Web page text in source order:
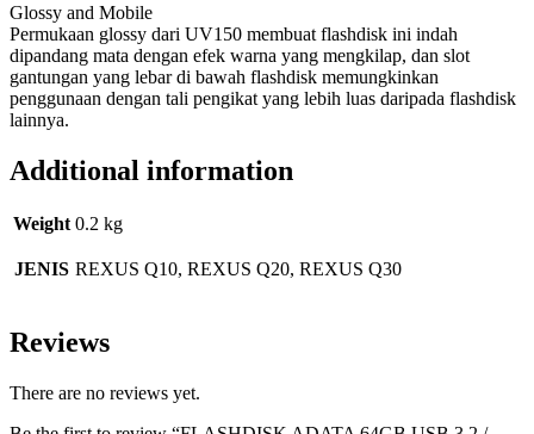
Glossy and Mobile
Permukaan glossy dari UV150 membuat flashdisk ini indah
dipandang mata dengan efek warna yang mengkilap, dan slot
gantungan yang lebar di bawah flashdisk memungkinkan
penggunaan dengan tali pengikat yang lebih luas daripada flashdisk
lainnya.
Additional information
Weight 0.2 kg
JENIS REXUS Q10, REXUS Q20, REXUS Q30
Reviews
There are no reviews yet.